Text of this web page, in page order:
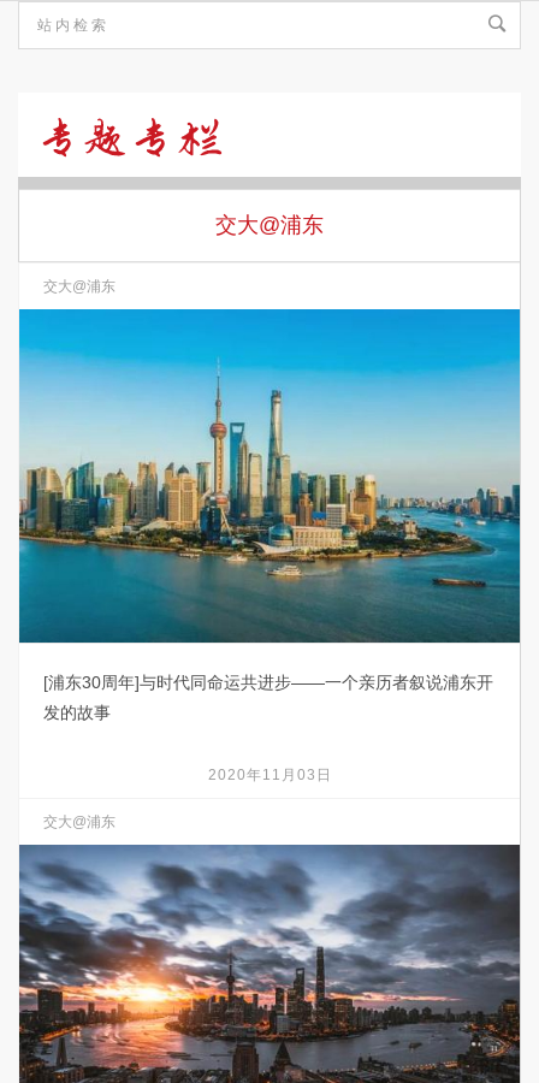
大
@
浦
东
交大@浦东
交大@浦东
[浦东30周年]与时代同命运共进步——一个亲历者叙说浦东开
发的故事
2020年11月03日
交大@浦东